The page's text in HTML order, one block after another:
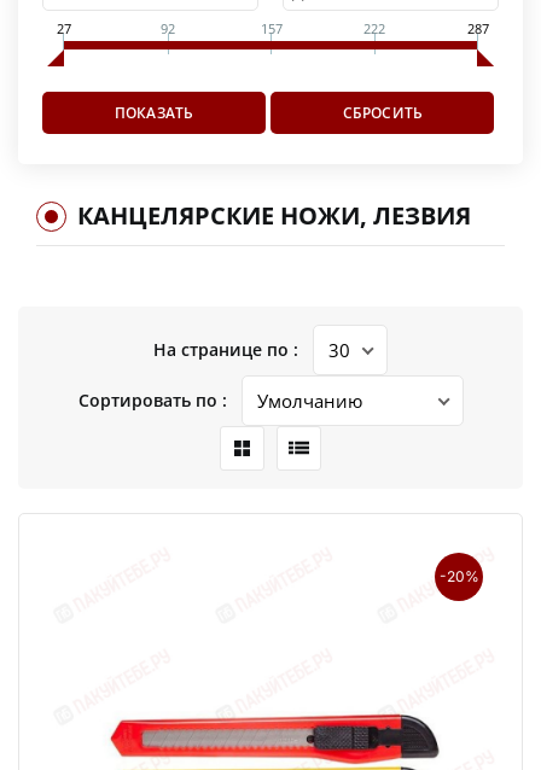
27 92 157 222 287
КАНЦЕЛЯРСКИЕ НОЖИ, ЛЕЗВИЯ
На странице по :
Сортировать по :
-20%